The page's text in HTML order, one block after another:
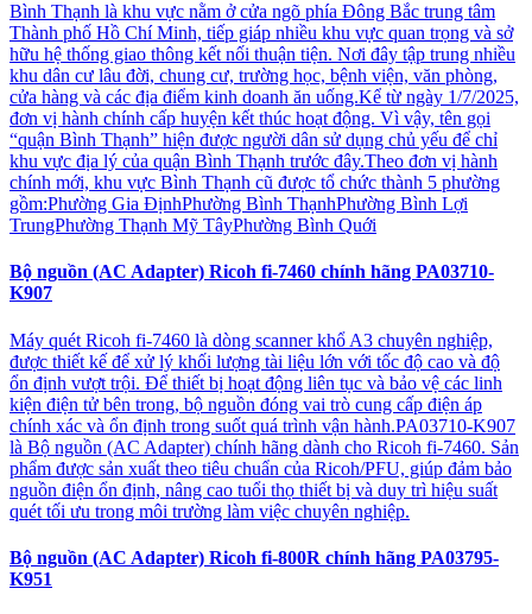
Bình Thạnh là khu vực nằm ở cửa ngõ phía Đông Bắc trung tâm
Thành phố Hồ Chí Minh, tiếp giáp nhiều khu vực quan trọng và sở
hữu hệ thống giao thông kết nối thuận tiện. Nơi đây tập trung nhiều
khu dân cư lâu đời, chung cư, trường học, bệnh viện, văn phòng,
cửa hàng và các địa điểm kinh doanh ăn uống.Kể từ ngày 1/7/2025,
đơn vị hành chính cấp huyện kết thúc hoạt động. Vì vậy, tên gọi
“quận Bình Thạnh” hiện được người dân sử dụng chủ yếu để chỉ
khu vực địa lý của quận Bình Thạnh trước đây.Theo đơn vị hành
chính mới, khu vực Bình Thạnh cũ được tổ chức thành 5 phường
gồm:Phường Gia ĐịnhPhường Bình ThạnhPhường Bình Lợi
TrungPhường Thạnh Mỹ TâyPhường Bình Quới
Bộ nguồn (AC Adapter) Ricoh fi-7460 chính hãng PA03710-
K907
Máy quét Ricoh fi-7460 là dòng scanner khổ A3 chuyên nghiệp,
được thiết kế để xử lý khối lượng tài liệu lớn với tốc độ cao và độ
ổn định vượt trội. Để thiết bị hoạt động liên tục và bảo vệ các linh
kiện điện tử bên trong, bộ nguồn đóng vai trò cung cấp điện áp
chính xác và ổn định trong suốt quá trình vận hành.PA03710-K907
là Bộ nguồn (AC Adapter) chính hãng dành cho Ricoh fi-7460. Sản
phẩm được sản xuất theo tiêu chuẩn của Ricoh/PFU, giúp đảm bảo
nguồn điện ổn định, nâng cao tuổi thọ thiết bị và duy trì hiệu suất
quét tối ưu trong môi trường làm việc chuyên nghiệp.
Bộ nguồn (AC Adapter) Ricoh fi-800R chính hãng PA03795-
K951